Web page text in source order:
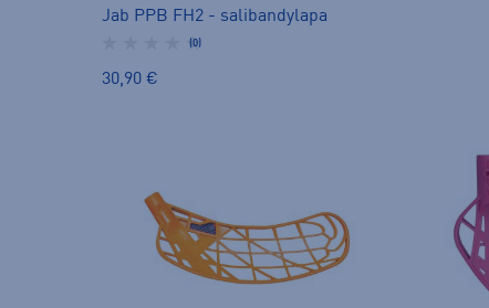
Jab PPB FH2 - salibandylapa
(0)
30,90 €